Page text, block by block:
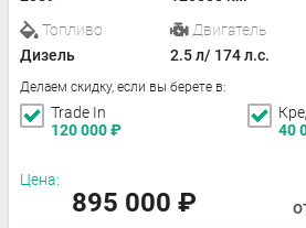
Топливо
Дизель
Двигатель
2.5 л/ 174 л.с.
Делаем скидку, если вы берете в:
Trade In
120 000₽
40
Цена:
895 000 ₽